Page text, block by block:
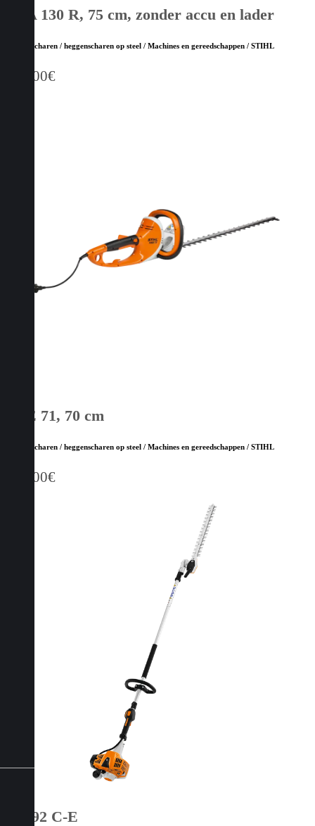
HSA 130 R, 75 cm, zonder accu en lader
Heggenscharen / heggenscharen op steel / Machines en gereedschappen / STIHL
669,00€
HSE 71, 70 cm
Heggenscharen / heggenscharen op steel / Machines en gereedschappen / STIHL
289,00€
HL 92 C-E